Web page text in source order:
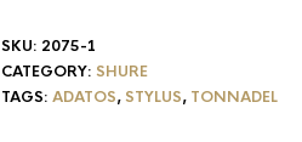
SKU: 2075-1
CATEGORY: SHURE
TAGS: ADATOS, STYLUS, TONNADEL